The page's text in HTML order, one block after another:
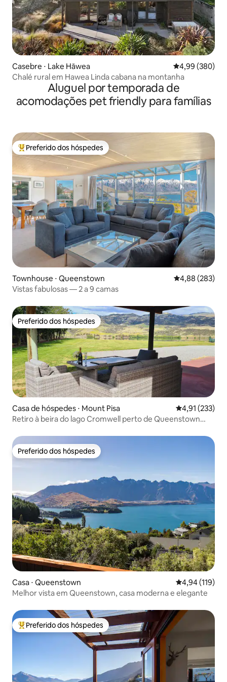
Casebre ⋅ Lake Hāwea 4,99 de uma
4,99 (380)
Chalé rural em Hawea Linda cabana na montanha
Aluguel por temporada de
acomodações pet friendly para famílias
Entre os melhores preferidos dos hóspedes
Preferido dos hóspedes
Townhouse ⋅ Queenstown 4,88 de uma
4,88 (283)
Vistas fabulosas — 2 a 9 camas
Preferido dos hóspedes
Preferido dos hóspedes
Casa de hóspedes ⋅ Mount Pisa 4,91 de uma
4,91 (233)
Retiro à beira do lago Cromwell perto de Queenstown
Preferido dos hóspedes
Preferido dos hóspedes
Casa ⋅ Queenstown 4,94 de uma
4,94 (119)
Melhor vista em Queenstown, casa moderna e elegante
Entre os melhores preferidos dos hóspedes
Preferido dos hóspedes